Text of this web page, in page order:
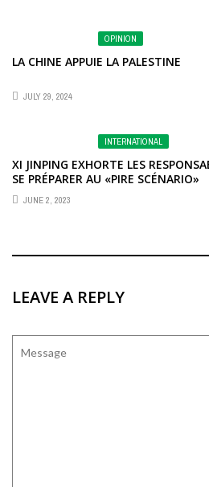
OPINION
LA CHINE APPUIE LA PALESTINE
JULY 29, 2024
INTERNATIONAL
XI JINPING EXHORTE LES
SE PRÉPARER AU «PIRE SCÉNARIO»
JUNE 2, 2023
LEAVE A REPLY